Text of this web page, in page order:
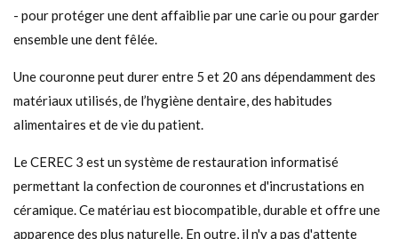
- pour protéger une dent affaiblie par une carie ou pour garder
ensemble une dent fêlée.
Une couronne peut durer entre 5 et 20 ans dépendamment des
matériaux utilisés, de l’hygiène dentaire, des habitudes
alimentaires et de vie du patient.
Le CEREC 3 est un système de restauration informatisé
permettant la confection de couronnes et d'incrustations en
céramique. Ce matériau est biocompatible, durable et offre une
apparence des plus naturelle. En outre, il n'y a pas d'attente